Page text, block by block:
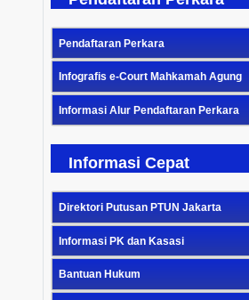
Pendaftaran Perkara
Infografis e-Court Mahkamah Agung
Informasi Alur Pendaftaran Perkara
Informasi Cepat
Direktori Putusan PTUN Jakarta
Informasi PK dan Kasasi
Bantuan Hukum